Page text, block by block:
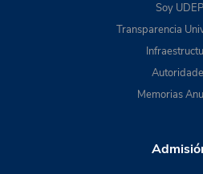
Soy UDEP
Transparencia
Memorias